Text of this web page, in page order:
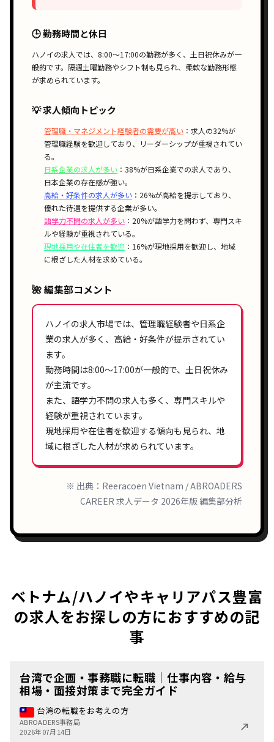
🕒 勤務時間と休日
ハノイの求人では、 8:00〜17:00の勤務が多く、土日祝休みが一
般的です。 隔週土曜勤務やシフト制も見られ、柔軟な勤務形態
が求められています。
💡 求人傾向トピック
管理職・マネジメント経験者の需要が高い ：求人の32%が
管理職経験を歓迎しており、リーダーシップが重視されてい
る。
日系企業の求人が多い ：38%が日系企業での求人であり、
日本企業の存在感が強い。
高給・好条件の求人が多い ：26%が高給を提示しており、
優れた待遇を提供する企業が多い。
語学力不問の求人が多い ：20%が語学力を問わず、専門スキ
ルや経験が重視されている。
現地採用や在住者を歓迎 ：16%が現地採用を歓迎し、地域
に根ざした人材を求めている。
🌺 編集部コメント
ハノイの求人市場では、管理職経験者や日系企
業の求人が多く、高給・好条件が提示されてい
ます。
勤務時間は8:00〜17:00が一般的で、土日祝休み
が主流です。
また、語学力不問の求人も多く、 専門スキルや
経験が重視されています。
現地採用や在住者を歓迎する傾向も見られ、地
域に根ざした人材が求められています。
※ 出典：Reeracoen Vietnam / ABROADERS
CAREER 求人データ 2026年版 編集部分析
ベトナム/ハノイやキャリアパス豊富
の求人をお探しの方におすすめの記
事
台湾で企画・事務職に転職｜仕事内容・給与
相場・面接対策まで完全ガイド
台湾の転職をお考えの方
ABROADERS事務局
2026年07月14日